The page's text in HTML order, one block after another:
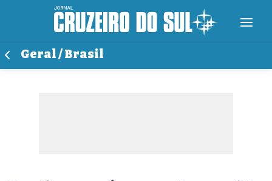
Geral / Brasil